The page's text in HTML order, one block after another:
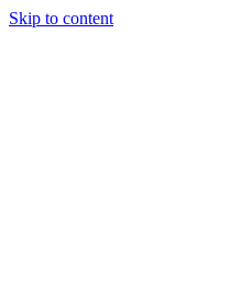
Skip to content